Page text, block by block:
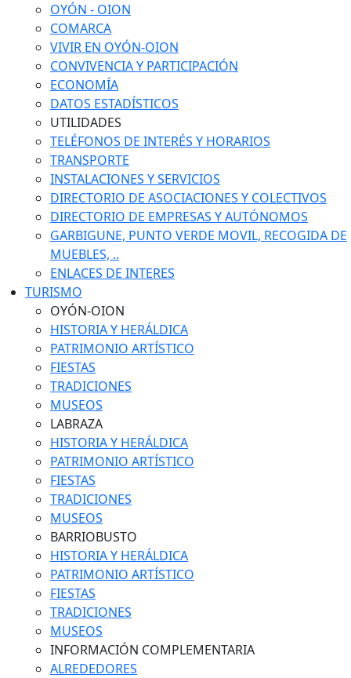
OYÓN - OION
COMARCA
VIVIR EN OYÓN-OION
CONVIVENCIA Y PARTICIPACIÓN
ECONOMÍA
DATOS ESTADÍSTICOS
UTILIDADES
TELÉFONOS DE INTERÉS Y HORARIOS
TRANSPORTE
INSTALACIONES Y SERVICIOS
DIRECTORIO DE ASOCIACIONES Y COLECTIVOS
DIRECTORIO DE EMPRESAS Y AUTÓNOMOS
GARBIGUNE, PUNTO VERDE MOVIL, RECOGIDA DE
MUEBLES, ..
ENLACES DE INTERES
TURISMO
OYÓN-OION
HISTORIA Y HERÁLDICA
PATRIMONIO ARTÍSTICO
FIESTAS
TRADICIONES
MUSEOS
LABRAZA
HISTORIA Y HERÁLDICA
PATRIMONIO ARTÍSTICO
FIESTAS
TRADICIONES
MUSEOS
BARRIOBUSTO
HISTORIA Y HERÁLDICA
PATRIMONIO ARTÍSTICO
FIESTAS
TRADICIONES
MUSEOS
INFORMACIÓN COMPLEMENTARIA
ALREDEDORES